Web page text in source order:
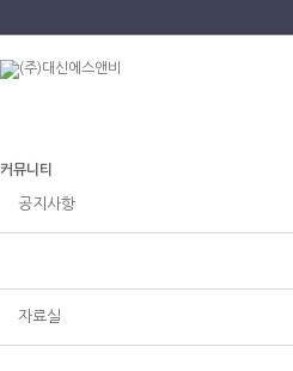
커뮤니티
공지사항
자료실